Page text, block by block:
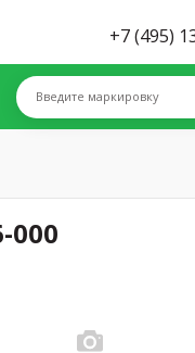
+7 (495)
Введите маркировку
000